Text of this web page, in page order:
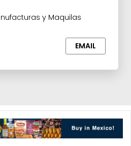
y Maquilas
EMAIL